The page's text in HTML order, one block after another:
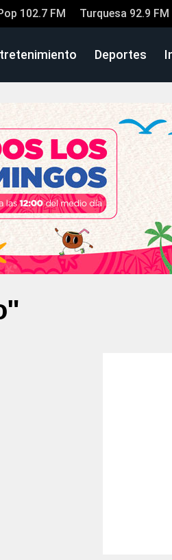
102.7 FM Turquesa 92.9 FM
Deportes